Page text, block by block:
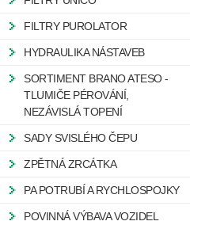
FILTRY PUROLATOR
HYDRAULIKA NÁSTAVEB
SORTIMENT BRANO ATESO -
TLUMIČE PÉROVÁNÍ,
NEZÁVISLÁ TOPENÍ
SADY SVISLÉHO ČEPU
ZPĚTNÁ ZRCÁTKA
PA POTRUBÍ A RYCHLOSPOJKY
POVINNÁ VÝBAVA VOZIDEL